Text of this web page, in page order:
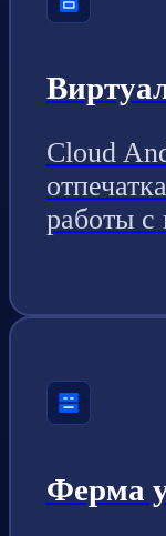
Cloud
работы с
Ферма